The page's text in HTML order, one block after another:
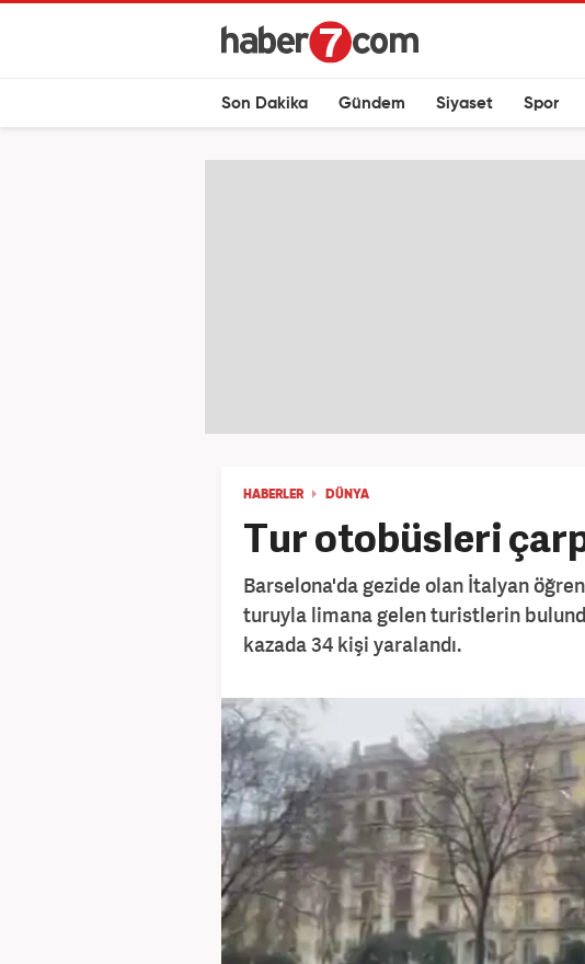
Son Dakika Gündem Siyaset Spor
HABERLER DÜNYA
Tur otobüsleri
Barselona'da gezide olan İtalyan
turuyla limana gelen turistlerin
kazada 34 kişi yaralandı.